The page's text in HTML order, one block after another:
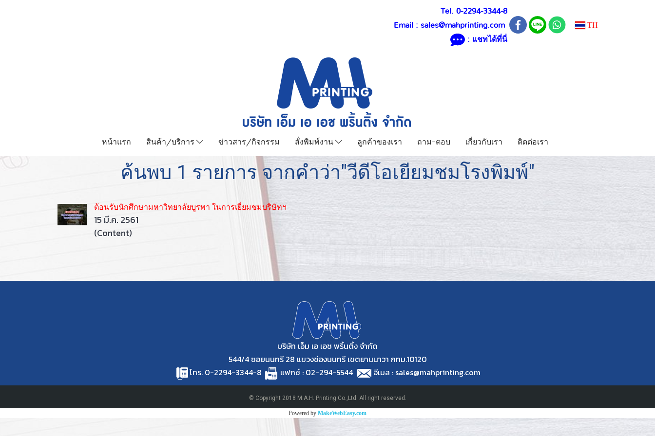
Tel. 0-2294-3344-8
Email : sales@mahprinting.com
: แชทได้ที่นี่
TH
หน้าแรก สินค้า/บริการ ข่าวสาร/กิจกรรม สั่งพิมพ์งาน ลูกค้าของเรา ถาม-ตอบ เกี่ยวกับเรา ติดต่อเรา
ค้นพบ 1 รายการ จากคำว่า"วีดีโอเยียมชมโรงพิมพ์"
ต้อนรับนักศึกษามหาวิทยาลัยบูรพา ในการเยี่ยมชมบริษัทฯ
15 มี.ค. 2561
(Content)
บริษัท เอ็ม เอ เอช พริ้นติ้ง จำกัด
544/4 ซอยนนทรี 28 แขวงช่องนนทรี เขตยานนาวา กทม.10120
โทร. 0-2294-3344-8
แฟกซ์ : 02-294-5544 อีเมล : sales@mahprinting.com
© Copyright 2018 M.A.H. Printing Co.,Ltd. All right reserved.
Powered by MakeWebEasy.com